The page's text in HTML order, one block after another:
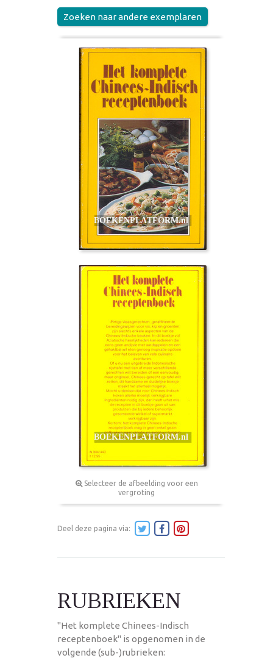
Zoeken naar andere exemplaren
Selecteer de afbeelding voor een
vergroting
Deel deze pagina via:
RUBRIEKEN
"Het komplete Chinees-Indisch
receptenboek" is opgenomen in de
volgende (sub-)rubrieken: